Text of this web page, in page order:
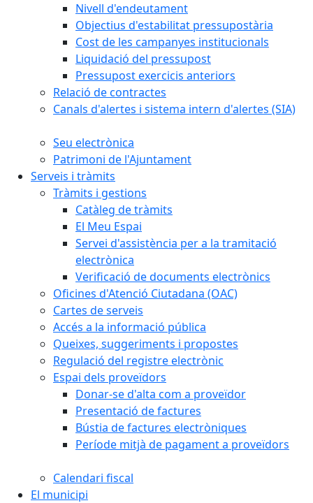
Nivell d'endeutament
Objectius d'estabilitat pressupostària
Cost de les campanyes institucionals
Liquidació del pressupost
Pressupost exercicis anteriors
Relació de contractes
Canals d'alertes i sistema intern d'alertes (SIA)
Seu electrònica
Patrimoni de l'Ajuntament
Serveis i tràmits
Tràmits i gestions
Catàleg de tràmits
El Meu Espai
Servei d'assistència per a la tramitació
electrònica
Verificació de documents electrònics
Oficines d'Atenció Ciutadana (OAC)
Cartes de serveis
Accés a la informació pública
Queixes, suggeriments i propostes
Regulació del registre electrònic
Espai dels proveïdors
Donar-se d'alta com a proveïdor
Presentació de factures
Bústia de factures electròniques
Període mitjà de pagament a proveïdors
Calendari fiscal
El municipi